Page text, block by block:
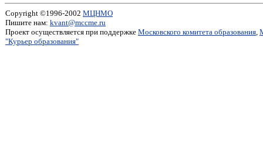
Copyright ©1996-2002 МЦНМО
Пишите нам: kvant@mccme.ru
Проект осуществляется при поддержке Московского комитета образования,
"Курьер образования"